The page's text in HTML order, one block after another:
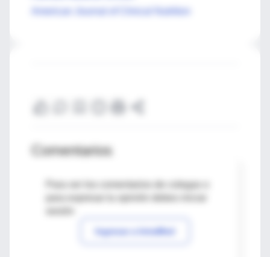
Comentarios
Para ver los comentarios de colegas o
Ingresar a IntraMed